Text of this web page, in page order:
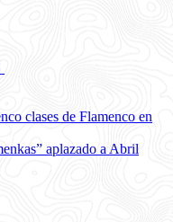
clases de Flamenco en
aplazado a Abril